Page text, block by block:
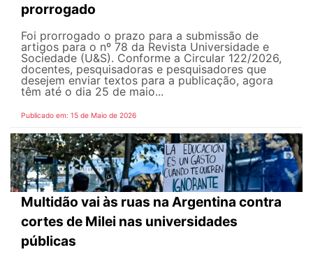
prorrogado
Foi prorrogado o prazo para a submissão de
artigos para o nº 78 da Revista Universidade e
Sociedade (U&S). Conforme a Circular 122/2026,
docentes, pesquisadoras e pesquisadores que
desejem enviar textos para a publicação, agora
têm até o dia 25 de maio...
Publicado em: 15 de Maio de 2026
Multidão vai às ruas na Argentina contra
cortes de Milei nas universidades
públicas